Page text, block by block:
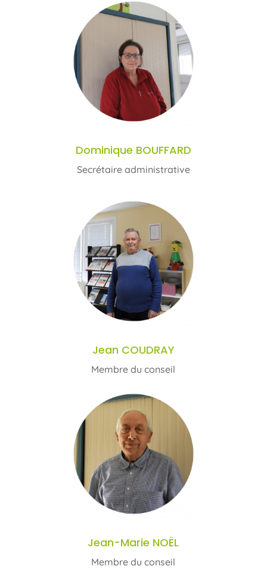
Dominique BOUFFARD
Secrétaire administrative
Jean COUDRAY
Membre du conseil
Jean-Marie NOËL
Membre du conseil